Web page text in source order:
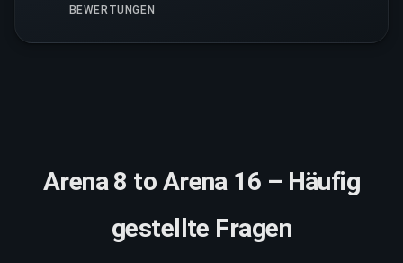
BEWERTUNGEN
Arena 8 to Arena 16 – Häufig
gestellte Fragen